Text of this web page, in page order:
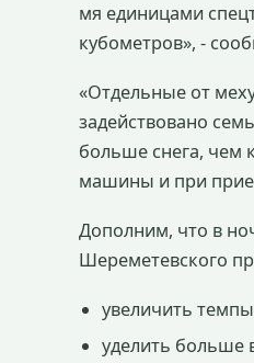
мя единицами
кубометров», -
«Отдельные от
задействовано
больше снега, чем
машины и при
Дополним, что в
Шереметевского
увеличить
уделить больше